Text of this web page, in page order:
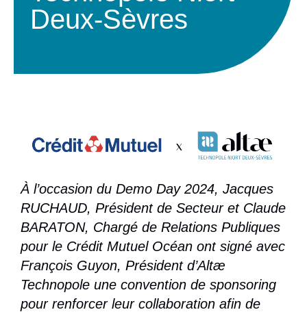
Deux-Sèvres
À l’occasion du Demo Day 2024, Jacques
RUCHAUD, Président de Secteur et Claude
BARATON, Chargé de Relations Publiques
pour le Crédit Mutuel Océan ont signé avec
François Guyon, Président d’Altæ
Technopole une convention de sponsoring
pour renforcer leur collaboration afin de